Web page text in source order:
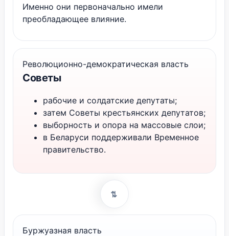
Именно они первоначально имели
преобладающее влияние.
Революционно-демократическая власть
Советы
рабочие и солдатские депутаты;
затем Советы крестьянских депутатов;
выборность и опора на массовые слои;
в Беларуси поддерживали Временное
правительство.
⇄
Буржуазная власть